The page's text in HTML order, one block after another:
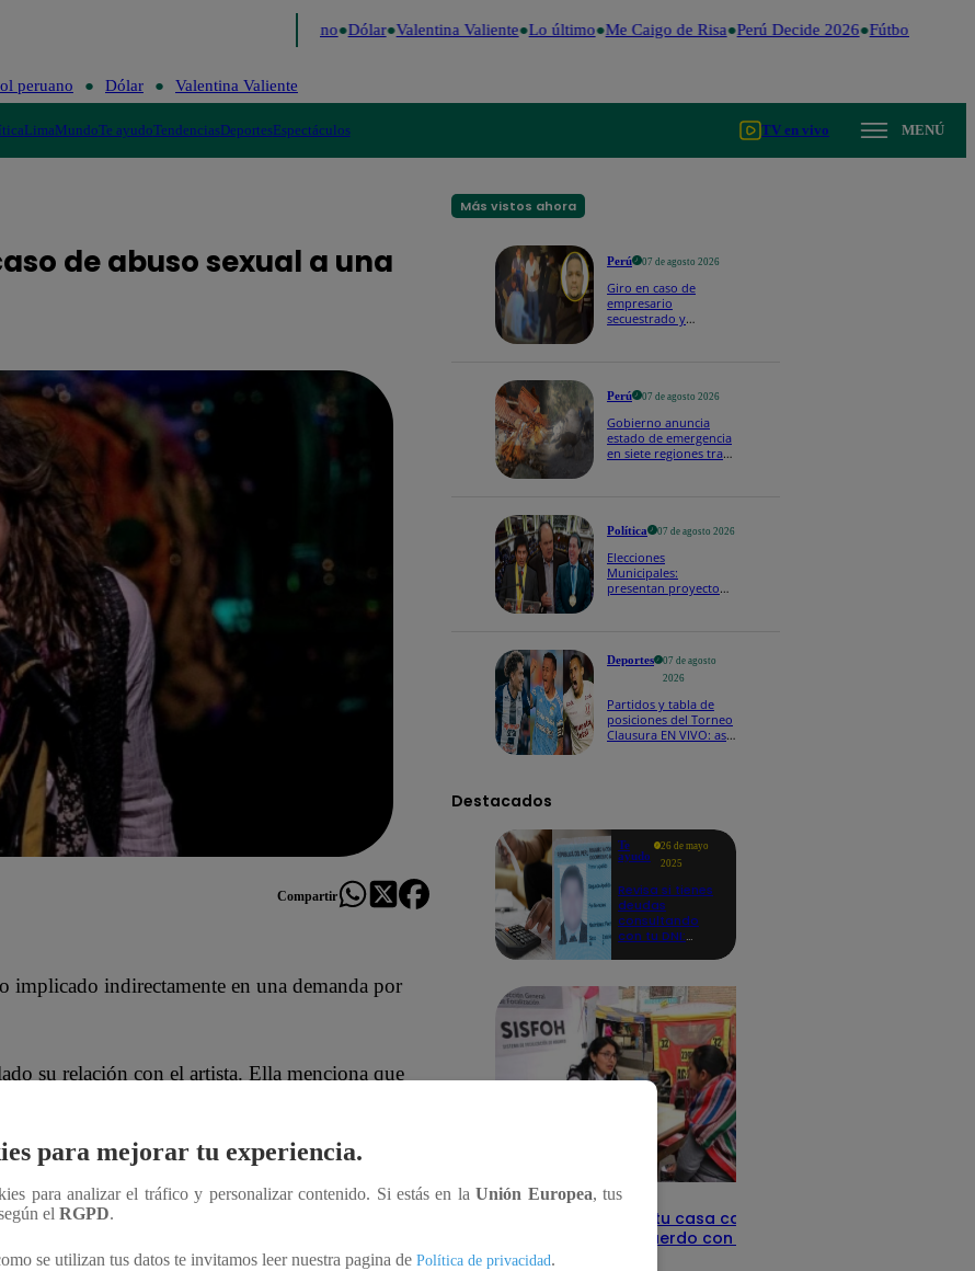
Fútbol peruano Dólar Valentina Valiente Lo último Me Caigo de Risa Perú Decide 2026 Fútbol peruano
peruano Dólar Valentina Valiente
LimaMundoTe ayudoTendenciasDeportesEspectáculos TV en vivo MENÚ
de abuso sexual a una
Compartir
implicado indirectamente en una demanda por
su relación con el artista. Ella menciona que
cuando ella tenía 16 años y él 25. Este hecho le
embargo, se citan extractos de su autobiografía,
“novia adolescente”
Más vistos ahora
Perú 07 de agosto 2026
Giro en caso de
empresario
secuestrado y
Perú 07 de agosto 2026
Gobierno anuncia
estado de emergencia
en siete regiones tras
Política 07 de agosto 2026
Elecciones
Municipales:
presentan proyecto
Deportes
07 de agosto
2026
Partidos y tabla de
posiciones del Torneo
Clausura EN VIVO: así
Destacados
Te
ayudo
26 de mayo
2025
Revisa si tienes
deudas
consultando
con tu DNI:
Revisa con tu DNI si tu casa califica
como pobre, de acuerdo con el Sisfoh
para mejorar tu experiencia.
para analizar el tráfico y personalizar contenido. Si estás en laUnión Europea, tus
el RGPD.
se utilizan tus datos te invitamos leer nuestra pagina de Política de privacidad.